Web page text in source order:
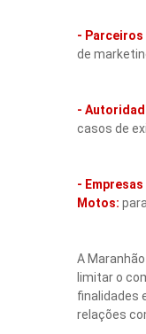
-
de
-
casos de
-
Motos:
A
limitar o
finalidades
relações